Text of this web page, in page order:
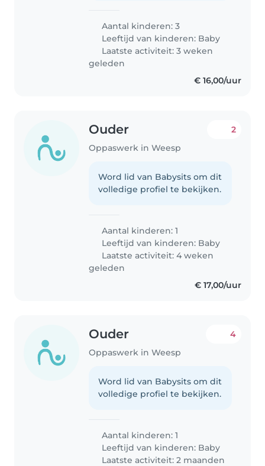
Aantal kinderen: 3
Leeftijd van kinderen: Baby
Laatste activiteit: 3 weken
geleden
€ 16,00/uur
Ouder
Oppaswerk in Weesp
2
Word lid van Babysits om dit
volledige profiel te bekijken.
Aantal kinderen: 1
Leeftijd van kinderen: Baby
Laatste activiteit: 4 weken
geleden
€ 17,00/uur
Ouder
Oppaswerk in Weesp
4
Word lid van Babysits om dit
volledige profiel te bekijken.
Aantal kinderen: 1
Leeftijd van kinderen: Baby
Laatste activiteit: 2 maanden